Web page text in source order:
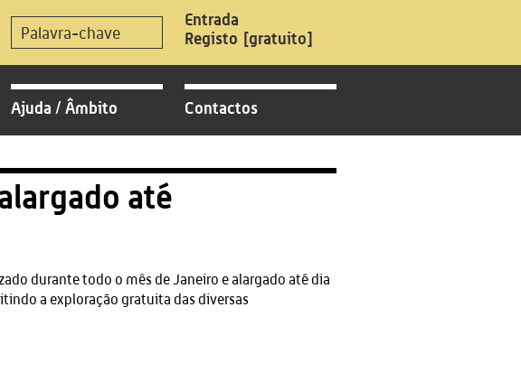
Registo [gratuito]
Ajuda / Âmbito Contactos
até
durante todo o mês de Janeiro e alargado até dia
a exploração gratuita das diversas